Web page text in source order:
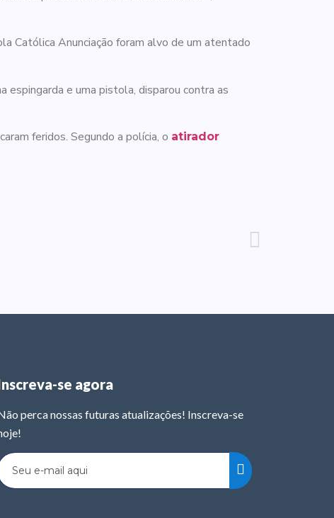
Católica Anunciação foram alvo de um atentado
espingarda e uma pistola, disparou contra as
feridos. Segundo a polícia, o atirador
se agora
perca nossas futuras atualizações! Inscreva-se